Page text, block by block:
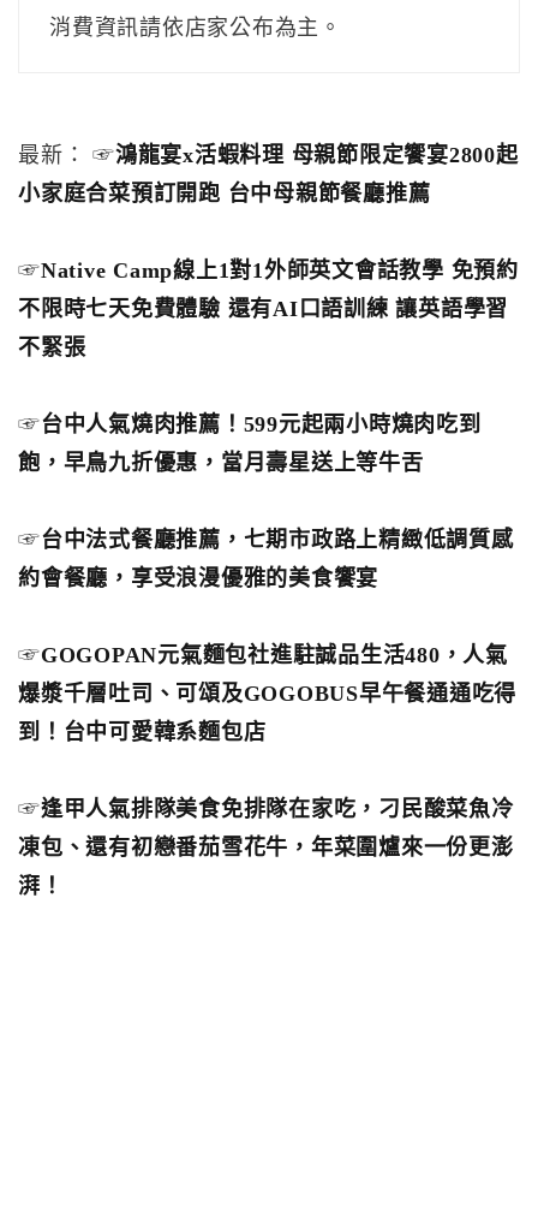
消費資訊請依店家公布為主。
最新： ☞鴻龍宴x活蝦料理 母親節限定饗宴2800起
小家庭合菜預訂開跑 台中母親節餐廳推薦
☞Native Camp線上1對1外師英文會話教學 免預約
不限時七天免費體驗 還有AI口語訓練 讓英語學習
不緊張
☞台中人氣燒肉推薦！599元起兩小時燒肉吃到
飽，早鳥九折優惠，當月壽星送上等牛舌
☞台中法式餐廳推薦，七期市政路上精緻低調質感
約會餐廳，享受浪漫優雅的美食饗宴
☞GOGOPAN元氣麵包社進駐誠品生活480，人氣
爆漿千層吐司、可頌及GOGOBUS早午餐通通吃得
到！台中可愛韓系麵包店
☞逢甲人氣排隊美食免排隊在家吃，刁民酸菜魚冷
凍包、還有初戀番茄雪花牛，年菜圍爐來一份更澎
湃！